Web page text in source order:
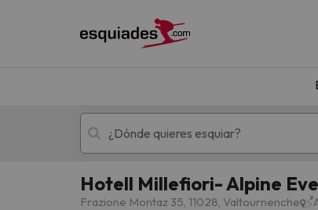
Esquí Escapadas
Hotell Millefiori- Alpine
Frazione Montaz 35, 11028, Valtournenche